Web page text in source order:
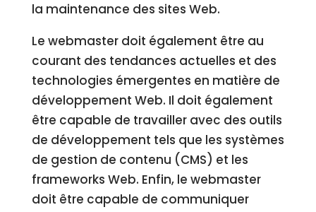
la maintenance des sites Web.
Le webmaster doit également être au
courant des tendances actuelles et des
technologies émergentes en matière de
développement Web. Il doit également
être capable de travailler avec des outils
de développement tels que les systèmes
de gestion de contenu (CMS) et les
frameworks Web. Enfin, le webmaster
doit être capable de communiquer